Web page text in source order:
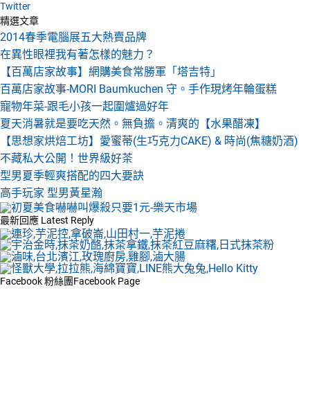
Twitter
精選文章
2014春季電腦展五大熱賣品牌
在異性眼裡我有著怎樣的魅力？
【百萬店家故事】網購美食常勝軍「塔吉特」
百萬店家故事-MORI Baumkuchen 守。手作現烤年輪蛋糕
寵物年菜-跟毛小孩一起圍爐過好年
夏天消暑就是要吃天然。無負擔。清爽的【水果醋凍】
【思想家烘焙工坊】愛蜜蒂(生巧克力CAKE) & 時尚(焦糖奶酒)
不藏私大公開！世界級好茶
型男夏季輕爽搭配的四大要訣
高手玩家 型男黃星瀚
最新回應 Latest Reply
Facebook 粉絲團Facebook Page